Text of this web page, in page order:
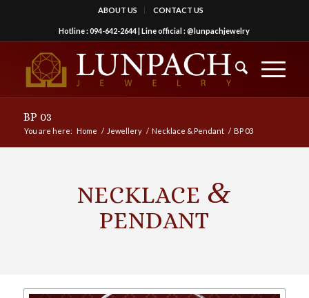
ABOUT US CONTACT US
Hotline :094-642-2644| Line official :@lunpachjewelry
BP 03
You are here: Home / Jewellery / Necklace & Pendant / BP 03
NECKLACE &
PENDANT